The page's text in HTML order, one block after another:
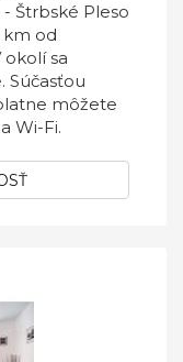
Štrbské Pleso
km od
sa
Súčasťou
môžete
Wi-Fi.